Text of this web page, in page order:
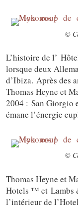
©
L’histoire de l’
lorsque deux
d’Ibiza. Après des
Thomas Heyne et
2004 : San Giorgio
émane l’énergie
©
Thomas Heyne et
Hotels ™ et Lambs
l’intérieur de